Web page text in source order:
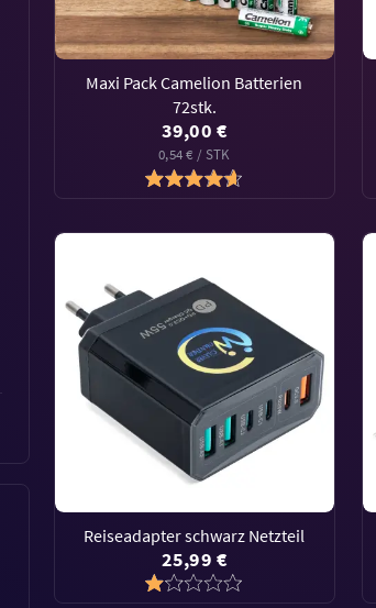
Maxi Pack Camelion Batterien
72stk.
39,00 €
0,54 € / STK
Reiseadapter schwarz Netzteil
25,99 €